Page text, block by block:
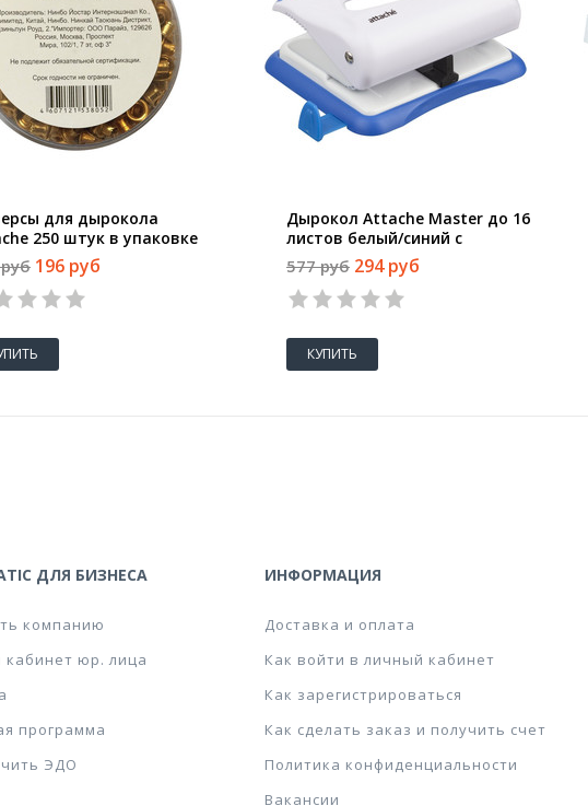
для дырокола
250 штук в упаковке
4.8 мм золотистые
196 руб
Дырокол Attache Master до 16
листов белый/синий с
линейкой
577 руб 294 руб
КУПИТЬ
ДЛЯ БИЗНЕСА
компанию
юр. лица
программа
ЭДО
ИНФОРМАЦИЯ
Доставка и оплата
Как войти в личный кабинет
Как зарегистрироваться
Как сделать заказ и получить счет
Политика конфиденциальности
Вакансии